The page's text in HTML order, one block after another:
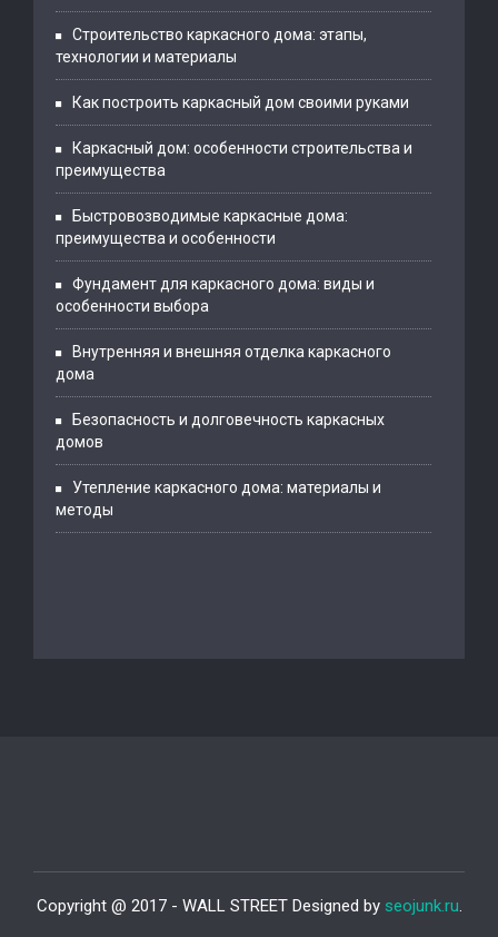
Строительство каркасного дома: этапы,
технологии и материалы
Как построить каркасный дом своими руками
Каркасный дом: особенности строительства и
преимущества
Быстровозводимые каркасные дома:
преимущества и особенности
Фундамент для каркасного дома: виды и
особенности выбора
Внутренняя и внешняя отделка каркасного
дома
Безопасность и долговечность каркасных
домов
Утепление каркасного дома: материалы и
методы
Copyright @ 2017 - WALL STREET Designed by seojunk.ru.